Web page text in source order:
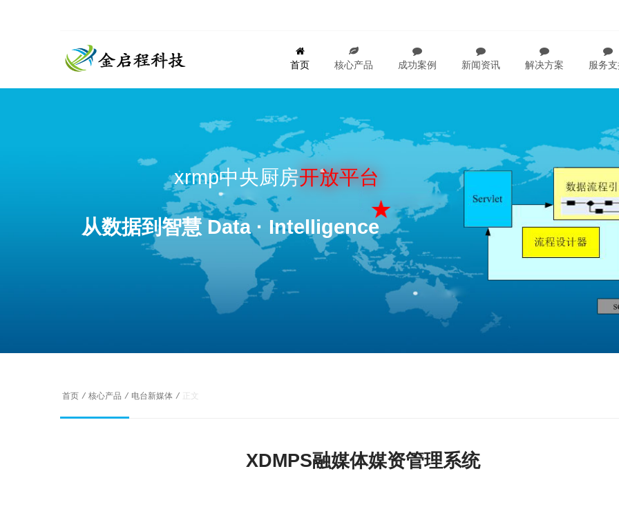
首页 核心产品 成功案例 新闻资讯 解决方案 服务
xrmp中央厨房开放平台
从数据到智慧 Data · Intelligence
首页 / 核心产品 / 电台新媒体 / 正文
XDMPS融媒体媒资管理系统